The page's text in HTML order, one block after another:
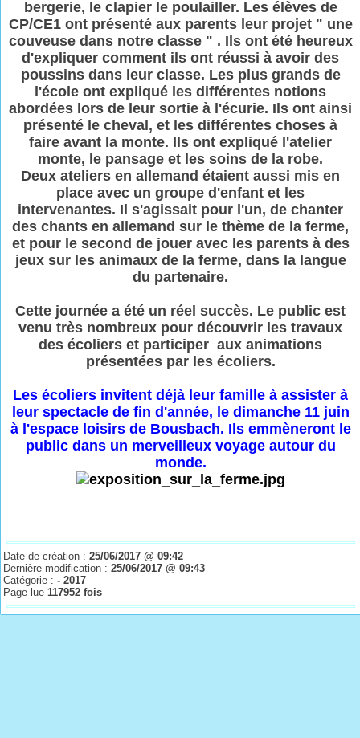
bergerie, le clapier le poulailler. Les élèves de
CP/CE1 ont présenté aux parents leur projet " une
couveuse dans notre classe " . Ils ont été heureux
d'expliquer comment ils ont réussi à avoir des
poussins dans leur classe. Les plus grands de
l'école ont expliqué les différentes notions
abordées lors de leur sortie à l'écurie. Ils ont ainsi
présenté le cheval, et les différentes choses à
faire avant la monte. Ils ont expliqué l'atelier
monte, le pansage et les soins de la robe.
Deux ateliers en allemand étaient aussi mis en
place avec un groupe d'enfant et les
intervenantes. Il s'agissait pour l'un, de chanter
des chants en allemand sur le thème de la ferme,
et pour le second de jouer avec les parents à des
jeux sur les animaux de la ferme, dans la langue
du partenaire.
Cette journée a été un réel succès. Le public est
venu très nombreux pour découvrir les travaux
des écoliers et participer aux animations
présentées par les écoliers.
Les écoliers invitent déjà leur famille à assister à
leur spectacle de fin d'année, le dimanche 11 juin
à l'espace loisirs de Bousbach. Ils emmèneront le
public dans un merveilleux voyage autour du
monde.
Date de création :25/06/2017 @ 09:42
Dernière modification :25/06/2017 @ 09:43
Catégorie :- 2017
Page lue 117952 fois